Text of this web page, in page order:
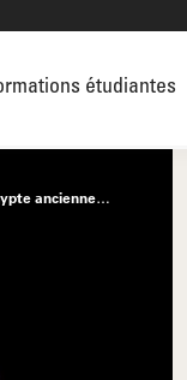
étudiantes
ancienne